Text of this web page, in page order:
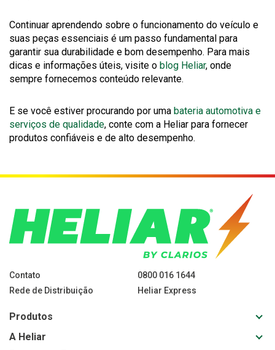
Continuar aprendendo sobre o funcionamento do veículo e
suas peças essenciais é um passo fundamental para
garantir sua durabilidade e bom desempenho. Para mais
dicas e informações úteis, visite o blog Heliar, onde
sempre fornecemos conteúdo relevante.
E se você estiver procurando por uma bateria automotiva e
serviços de qualidade, conte com a Heliar para fornecer
produtos confiáveis ​​e de alto desempenho.
Contato
0800 016 1644
Rede de Distribuição
Heliar Express
Produtos
A Heliar